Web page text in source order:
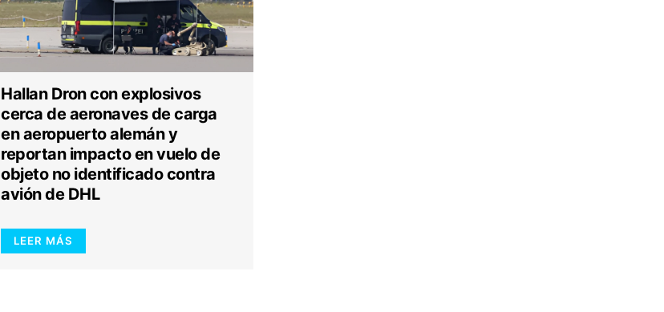
Hallan Dron con explosivos
cerca de aeronaves de carga
en aeropuerto alemán y
reportan impacto en vuelo de
objeto no identificado contra
avión de DHL
LEER MÁS